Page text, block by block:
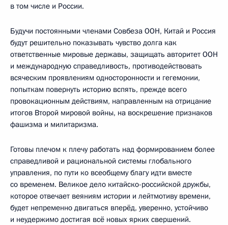
в том числе и России.
Будучи постоянными членами Совбеза ООН, Китай и Россия
будут решительно показывать чувство долга как
ответственные мировые державы, защищать авторитет ООН
и международную справедливость, противодействовать
всяческим проявлениям односторонности и гегемонии,
попыткам повернуть историю вспять, прежде всего
провокационным действиям, направленным на отрицание
итогов Второй мировой войны, на воскрешение признаков
фашизма и милитаризма.
Готовы плечом к плечу работать над формированием более
справедливой и рациональной системы глобального
управления, по пути ко всеобщему благу идти вместе
со временем. Великое дело китайско-российской дружбы,
которое отвечает веяниям истории и лейтмотиву времени,
будет непременно двигаться вперёд, уверенно, устойчиво
и неудержимо достигая всё новых ярких свершений.